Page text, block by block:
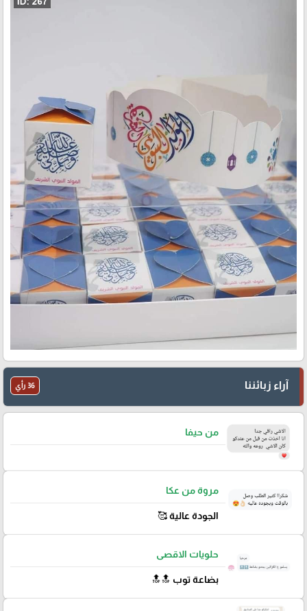
آراء زبائننا 36 رأي
من حيفا
مروة من عكا
الجودة عالية 🥰
حلويات الاقصى
بضاعة توب 🔝🔝